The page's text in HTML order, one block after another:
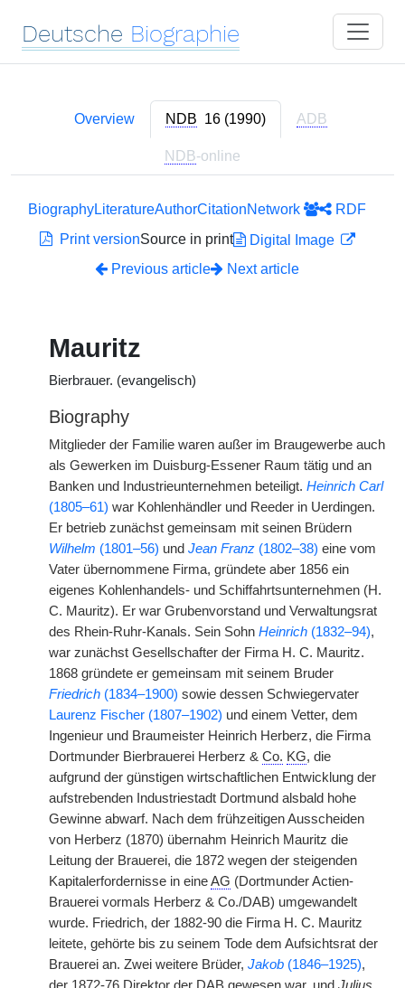
Deutsche Biographie
Overview NDB 16 (1990) ADB
NDB-online
BiographyLiteratureAuthorCitationNetwork
RDF
Print versionSource in print
Digital Image
Previous article
Next article
Mauritz
Bierbrauer. (evangelisch)
Biography
Mitglieder der Familie waren außer im Braugewerbe auch
als Gewerken im Duisburg-Essener Raum tätig und an
Banken und Industrieunternehmen beteiligt. Heinrich Carl
(1805–61) war Kohlenhändler und Reeder in Uerdingen.
Er betrieb zunächst gemeinsam mit seinen Brüdern
Wilhelm (1801–56) und Jean Franz (1802–38) eine vom
Vater übernommene Firma, gründete aber 1856 ein
eigenes Kohlenhandels- und Schiffahrtsunternehmen (H.
C. Mauritz). Er war Grubenvorstand und Verwaltungsrat
des Rhein-Ruhr-Kanals. Sein Sohn Heinrich (1832–94),
war zunächst Gesellschafter der Firma H. C. Mauritz.
1868 gründete er gemeinsam mit seinem Bruder
Friedrich (1834–1900) sowie dessen Schwiegervater
Laurenz Fischer (1807–1902) und einem Vetter, dem
Ingenieur und Braumeister Heinrich Herberz, die Firma
Dortmunder Bierbrauerei Herberz & Co. KG, die
aufgrund der günstigen wirtschaftlichen Entwicklung der
aufstrebenden Industriestadt Dortmund alsbald hohe
Gewinne abwarf. Nach dem frühzeitigen Ausscheiden
von Herberz (1870) übernahm Heinrich Mauritz die
Leitung der Brauerei, die 1872 wegen der steigenden
Kapitalerfordernisse in eineAG (Dortmunder Actien-
Brauerei vormals Herberz & Co./DAB) umgewandelt
wurde. Friedrich, der 1882-90 die Firma H. C. Mauritz
leitete, gehörte bis zu seinem Tode dem Aufsichtsrat der
Brauerei an. Zwei weitere Brüder, Jakob (1846–1925),